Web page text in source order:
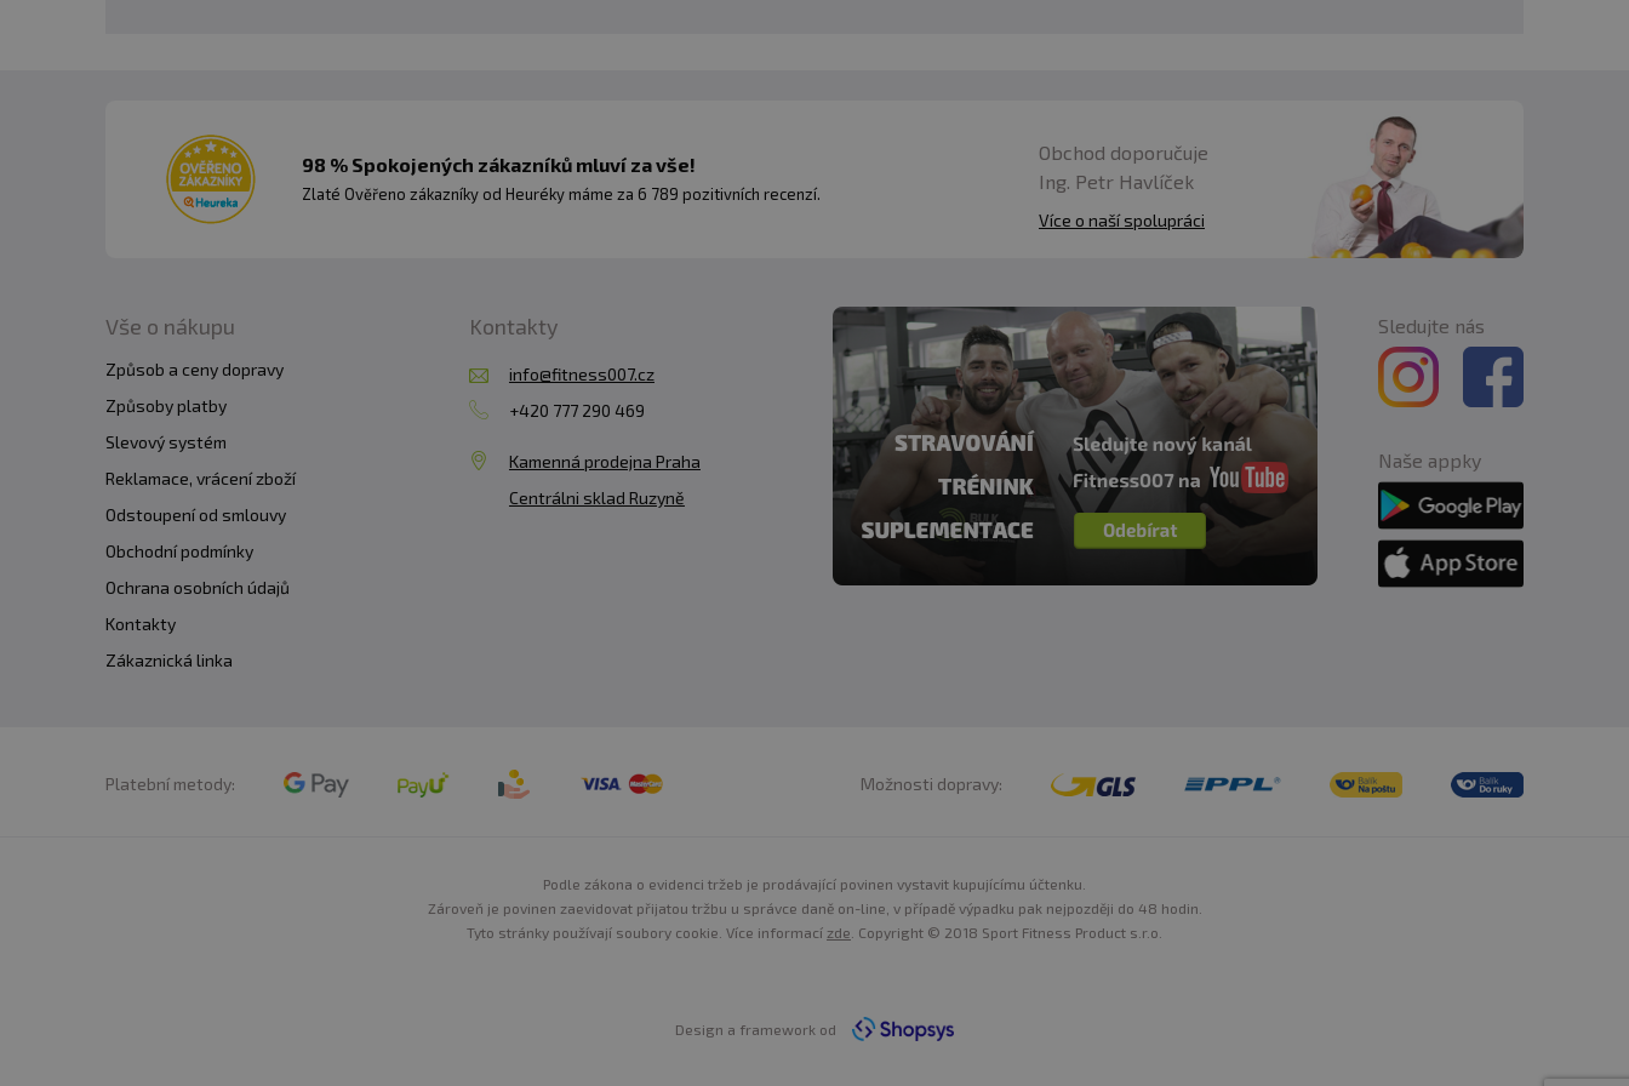
98 % Spokojených zákazníků mluví za vše!
Zlaté Ověřeno zákazníky od Heuréky máme za 6 789 pozitivních recenzí.
Obchod doporučuje
Ing. Petr Havlíček
Více o naší spolupráci
Vše o nákupu
Způsob a ceny dopravy
Způsoby platby
Slevový systém
Reklamace, vrácení zboží
Odstoupení od smlouvy
Obchodní podmínky
Ochrana osobních údajů
Kontakty
Zákaznická linka
Kontakty
info@fitness007.cz
+420 777 290 469
Kamenná prodejna Praha
Centrálni sklad Ruzyně
Sledujte nás
Naše appky
Platební metody: Možnosti dopravy:
Podle zákona o evidenci tržeb je prodávající povinen vystavit kupujícímu účtenku.
Zároveň je povinen zaevidovat přijatou tržbu u správce daně on-line, v případě výpadku pak nejpozději do 48 hodin.
Tyto stránky používají soubory cookie. Více informací zde . Copyright © 2018 Sport Fitness Product s.r.o.
Design a framework od